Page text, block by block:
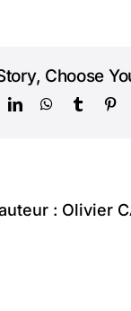
Choose
LinkedInWhatsApp
Tumblr
: Olivier